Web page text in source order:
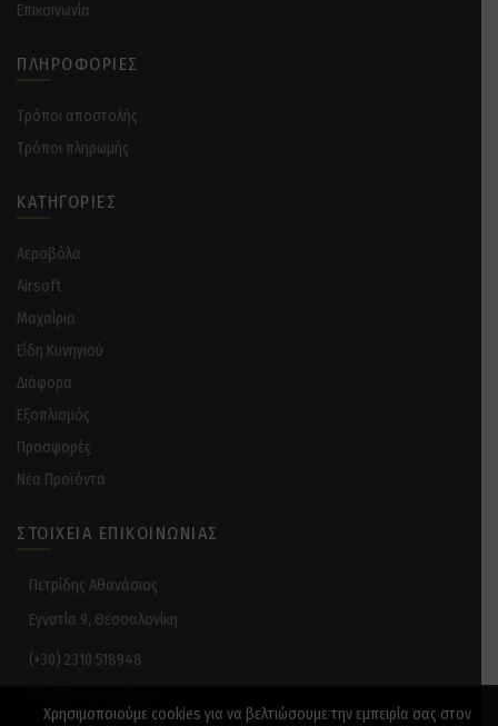
Επικοινωνία
ΠΛΗΡΟΦΟΡΊΕΣ
Tρόποι αποστολής
Tρόποι πληρωμής
ΚΑΤΗΓΟΡΊΕΣ
Αεροβόλα
Airsoft
Μαχαίρια
Είδη Κυνηγιού
Διάφορα
Eξοπλισμός
Προσφορές
Νέα Προϊόντα
ΣΤΟΙΧΕΊΑ ΕΠΙΚΟΙΝΩΝΊΑΣ
Πετρίδης Αθανάσιος
Εγνατία 9, Θεσσαλονίκη
(+30) 2310 518948
Χρησιμοποιούμε cookies για να βελτιώσουμε την εμπειρία σας στον